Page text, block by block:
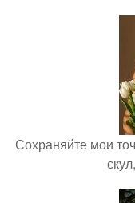
Сохраняйте мои